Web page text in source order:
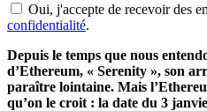
Oui, j'accepte de recevoir des
confidentialité.
Depuis le temps que nous
d’Ethereum, « Serenity », son
paraître lointaine. Mais
qu’on le croit : la date du 3